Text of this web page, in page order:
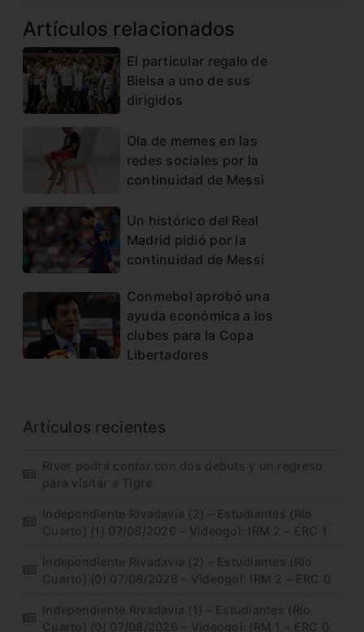
Artículos relacionados
El particular regalo de
Bielsa a uno de sus
dirigidos
Ola de memes en las
redes sociales por la
continuidad de Messi
Un histórico del Real
Madrid pidió por la
continuidad de Messi
Conmebol aprobó una
ayuda económica a los
clubes para la Copa
Libertadores
Artículos recientes
River podrá contar con dos debuts y un regreso
para visitar a Tigre
Independiente Rivadavia (2) – Estudiantes (Río
Cuarto) (1) 07/08/2026 – Videogol: IRM 2 – ERC 1
Independiente Rivadavia (2) – Estudiantes (Río
Cuarto) (0) 07/08/2026 – Videogol: IRM 2 – ERC 0
Independiente Rivadavia (1) – Estudiantes (Río
Cuarto) (0) 07/08/2026 – Videogol: IRM 1 – ERC 0